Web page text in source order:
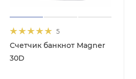
5
Счетчик банкнот Magner
30D